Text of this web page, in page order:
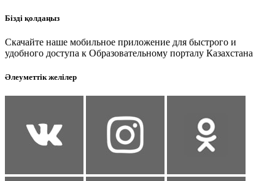
Бізді қолдаңыз
Скачайте наше мобильное приложение для быстрого и
удобного доступа к Образовательному порталу Казахстана
Әлеуметтік желілер